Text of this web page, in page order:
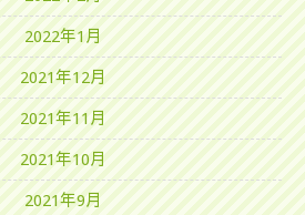
2022年1月
2021年12月
2021年11月
2021年10月
2021年9月